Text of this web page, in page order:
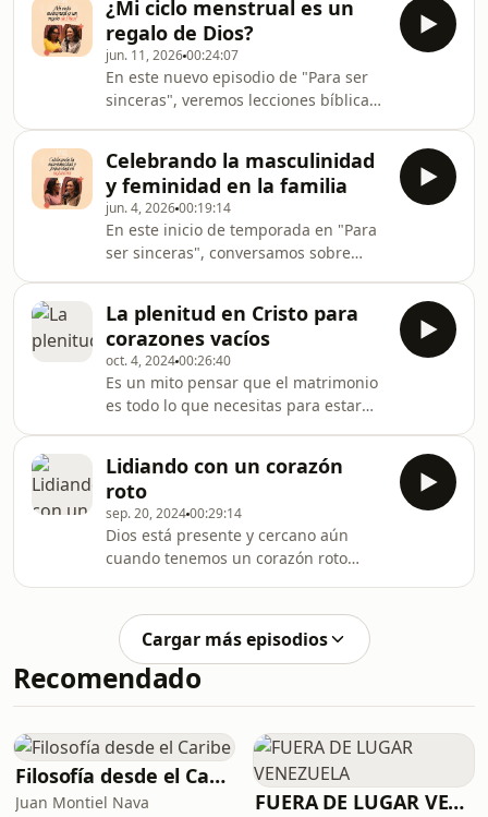
¿Mi ciclo menstrual es un
regalo de Dios?
jun. 11, 202600:24:07
En este nuevo episodio de "Para ser
sinceras", veremos lecciones bíblicas
su hija) sobre la menstruación.
Celebrando la masculinidad
y feminidad en la familia
jun. 4, 202600:19:14
En este inicio de temporada en "Para
ser sinceras", conversamos sobre
masculinidad en el hogar.
La plenitud en Cristo para
corazones vacíos
oct. 4, 202400:26:40
Es un mito pensar que el matrimonio
es todo lo que necesitas para estar
temporada de "Para ser sinceras".
Lidiando con un corazón
roto
sep. 20, 202400:29:14
Dios está presente y cercano aún
cuando tenemos un corazón roto
respecto en el nuevo episodio de
"Para ser sinceras".
Cargar más episodios
Recomendado
Filosofía desde el Caribe
Juan Montiel Nava FUERA DE LUGAR VENEZUELA